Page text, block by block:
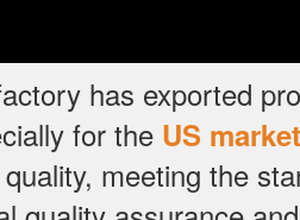
has exported
for the US market
meeting the